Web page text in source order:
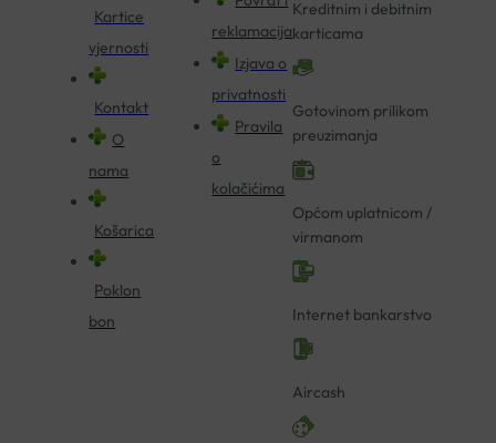
Kartice
vjernosti
Kontakt
O
nama
Košarica
Poklon
bon
reklamacija
Izjava o
privatnosti
Pravila
o
kolačićima
Kreditnim i debitnim
karticama
Gotovinom prilikom
preuzimanja
Općom uplatnicom /
virmanom
Internet bankarstvo
Aircash